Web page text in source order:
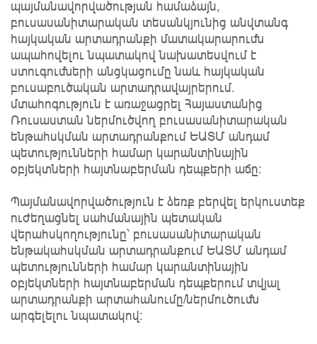
պայմանավորվածության համաձայն,
բուսասանիտարական տեսանկյունից անվտանգ
հայկական արտադրանքի մատակարարումն
ապահովելու նպատակով նախատեսվում է
ստուգումների անցկացումը նաև հայկական
բուսաբուծական արտադրավայրերում.
մտահոգություն է առաջացրել Հայաստանից
Ռուսաստան ներմուծվող բուսասանիտարական
ենթահսկման արտադրանքում ԵԱՏՄ անդամ
պետությունների համար կարանտինային
օբյեկտների հայտնաբերման դեպքերի աճը։
Պայմանավորվածություն է ձեռք բերվել երկուստեք
ուժեղացնել սահմանային պետական
վերահսկողությունը՝ բուսասանիտարական
ենթակահսկման արտադրանքում ԵԱՏՄ անդամ
պետությունների համար կարանտինային
օբյեկտների հայտնաբերման դեպքերում տվյալ
արտադրանքի արտահանումը/ներմուծումն
արգելելու նպատակով: